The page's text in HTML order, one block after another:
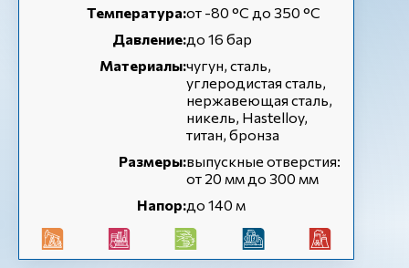
Температура:от -80 °C до 350 °C
Давление:до 16 бар
Материалы:чугун, сталь,
углеродистая сталь,
нержавеющая сталь,
никель, Hastelloy,
титан, бронза
Размеры:выпускные отверстия:
от 20 мм до 300 мм
Напор:до 140 м